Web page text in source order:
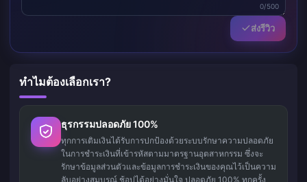
0/500
ส่งรีวิว
ทำไมต้องเลือกเรา?
ธุรกรรมปลอดภัย 100%
ทุกการเติมเงินได้รับการปกป้องด้วยระบบรักษาความปลอดภัย
ในการชำระเงินที่เข้ารหัสตามมาตรฐานอุตสาหกรรม ซึ่งจะ
รักษาข้อมูลส่วนตัวและข้อมูลการชำระเงินของคุณไว้เป็นความ
ลับอย่างสมบูรณ์ ช้อปได้อย่างมั่นใจ ปลอดภัย 100% ทุกครั้ง